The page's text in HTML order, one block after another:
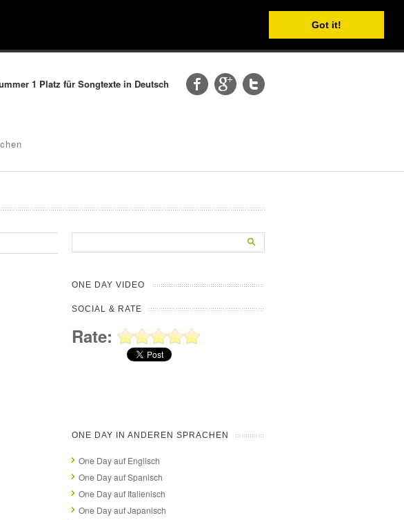
Got it!
1 Platz für Songtexte in Deutsch
ONE DAY VIDEO
SOCIAL & RATE
Rate:
ONE DAY IN ANDEREN SPRACHEN
One Day auf Englisch
One Day auf Spanisch
One Day auf Italienisch
One Day auf Japanisch